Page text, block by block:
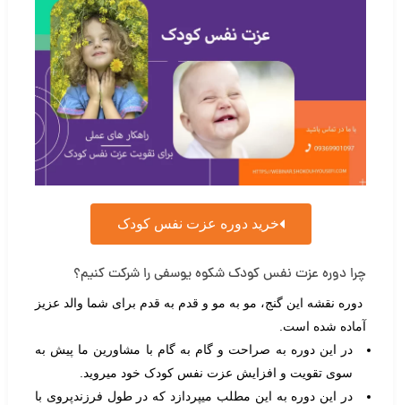
خرید دوره عزت نفس کودک
چرا دوره عزت نفس کودک شکوه یوسفی را شرکت کنیم؟
دوره نقشه این گنج، مو به مو و قدم به قدم برای شما والد عزیز
آماده شده است.
در این دوره به صراحت و گام به گام با مشاورین ما پیش به
سوی تقویت و افزایش عزت نفس کودک خود میروید.
در این دوره به این مطلب میپردازد که در طول فرزندپروی با